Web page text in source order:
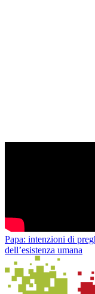
Papa: intenzioni di
dell’esistenza umana